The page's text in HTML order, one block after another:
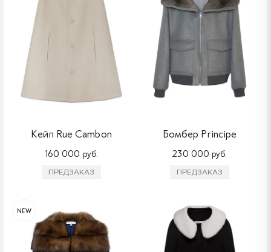
Кейп Rue Cambon
160 000 руб.
ПРЕДЗАКАЗ
Бомбер Principe
230 000 руб.
ПРЕДЗАКАЗ
NEW